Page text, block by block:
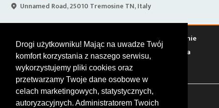
Drogi użytkowniku! Mając na uwadze Twój
komfort korzystania z naszego serwisu,
wykorzystujemy pliki cookies oraz
przetwarzamy Twoje dane osobowe w
celach marketingowych, statystycznych,
autoryzacyjnych. Administratorem Twoich
Unnamed Road, 25010 Tremosine TN, Italy
Warto zobaczyć Serwisy Stacje paliw
Jedzenie
Bary Zakwaterowanie Tory Zloty Rajdy
Spotkania
Targi Giełdy Szkolenia
FOLLOW US